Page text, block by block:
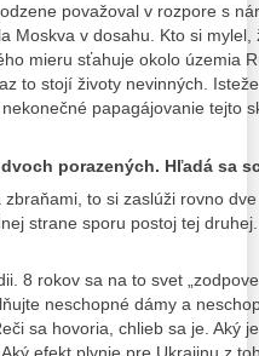
považoval v rozpore s
Moskva v dosahu. Kto si
mieru sťahuje okolo územia
to stojí životy nevinných.
papagájovanie tejto
porazených. Hľadá sa
to si zaslúži rovno
strane sporu postoj tej
8 rokov sa na to svet
neschopné dámy a
sa hovoria, chlieb sa je. Aký